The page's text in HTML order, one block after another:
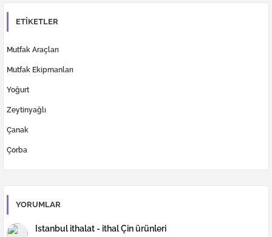
ETIKETLER
Mutfak Araçları
Mutfak Ekipmanları
Yoğurt
Zeytinyağlı
Çanak
Çorba
YORUMLAR
Istanbul ithalat - ithal Çin ürünleri